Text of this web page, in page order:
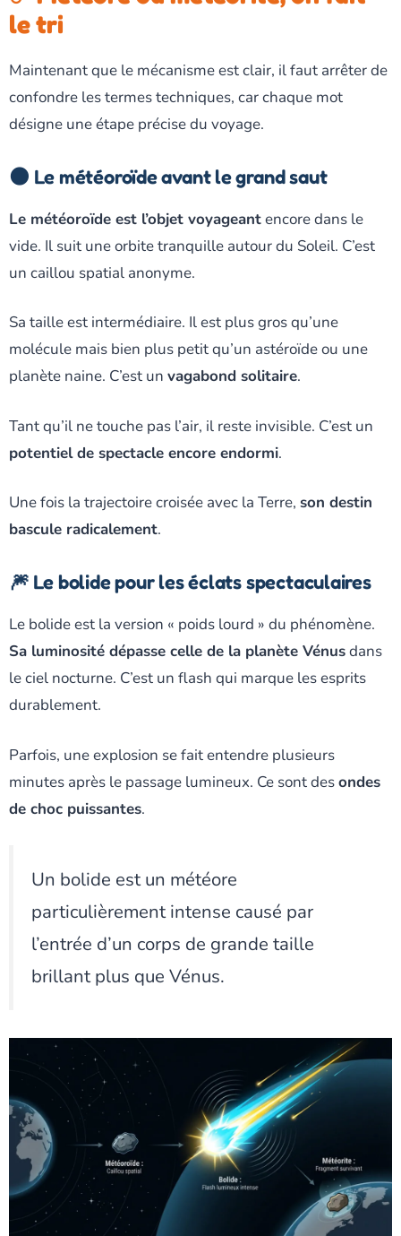
le tri
Maintenant que le mécanisme est clair, il faut arrêter de
confondre les termes techniques, car chaque mot
désigne une étape précise du voyage.
🌑 Le météoroïde avant le grand saut
Le météoroïde est l’objet voyageantencore dans le
vide. Il suit une orbite tranquille autour du Soleil. C’est
un caillou spatial anonyme.
Sa taille est intermédiaire. Il est plus gros qu’une
molécule mais bien plus petit qu’un astéroïde ou une
planète naine. C’est un vagabond solitaire.
Tant qu’il ne touche pas l’air, il reste invisible. C’est un
potentiel de spectacle encore endormi.
Une fois la trajectoire croisée avec la Terre, son destin
bascule radicalement.
🎆 Le bolide pour les éclats spectaculaires
Le bolide est la version « poids lourd » du phénomène.
Sa luminosité dépasse celle de la planète Vénusdans
le ciel nocturne. C’est un flash qui marque les esprits
durablement.
Parfois, une explosion se fait entendre plusieurs
minutes après le passage lumineux. Ce sont desondes
de choc puissantes.
Un bolide est un météore
particulièrement intense causé par
l’entrée d’un corps de grande taille
brillant plus que Vénus.